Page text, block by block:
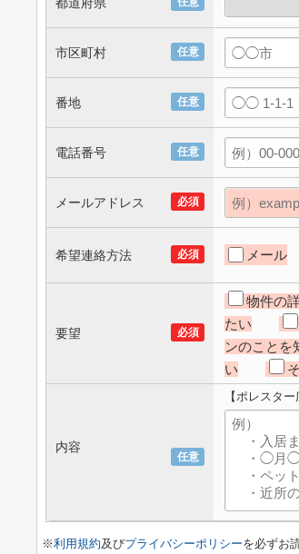
任意
市区町村
任意
番地
任意
電話番号
必須
メールアドレス
必須
希望連絡方法 メール
必須
要望
物件の
たい
ンのことを
い
任意
内容
【ポレスタ
※利用規約及びプライバシーポリシーを必ずお